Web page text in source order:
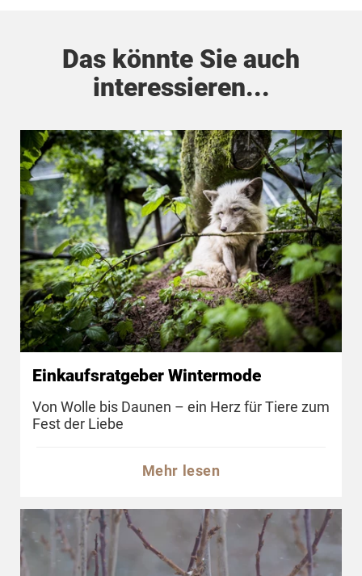
Das könnte Sie auch
interessieren...
Einkaufsratgeber Wintermode
Von Wolle bis Daunen – ein Herz für Tiere zum
Fest der Liebe
Mehr lesen